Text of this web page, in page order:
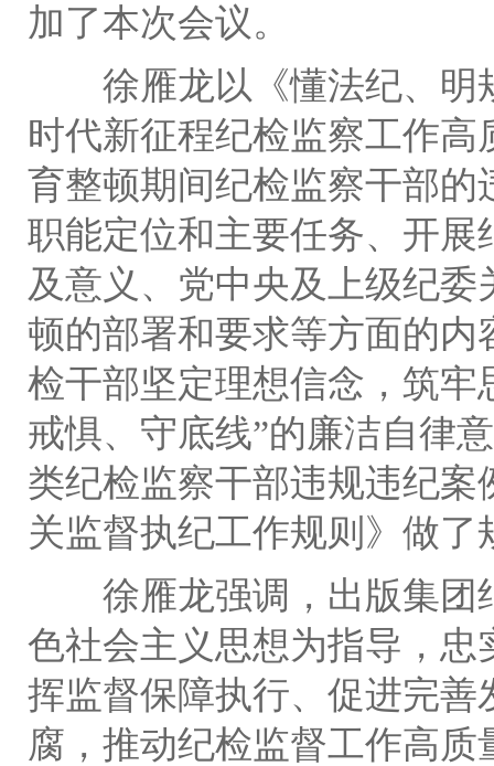
加了本次会议。
徐雁龙以《懂法纪、明
时代新征程纪检监察工作
育整顿期间纪检监察干部
职能定位和主要任务、开
及意 义、党中央及上级纪
顿的部署和要求等方面的
检干部坚定理想信念，筑牢
戒惧、守底线”的廉洁自律
类纪检监察干部违规违纪
关监督执纪工作规则》做了
徐雁龙强调，出版集团
色社会主义思想为指导，
挥监督保障执行、促进完
腐，推动纪检监督工作高